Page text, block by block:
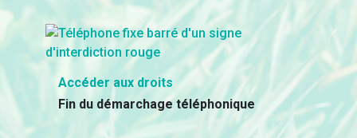
Accéder aux droits
Fin du démarchage téléphonique